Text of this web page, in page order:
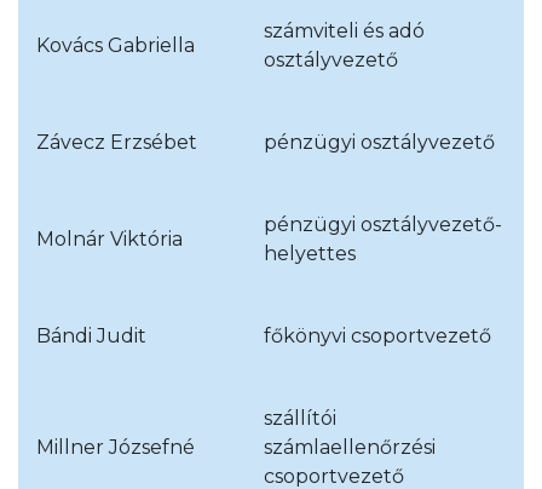
Kovács Gabriella
számviteli és adó
osztályvezető
Závecz Erzsébet pénzügyi osztályvezető
Molnár Viktória
pénzügyi osztályvezető-
helyettes
Bándi Judit főkönyvi csoportvezető
Millner Józsefné
szállítói
számlaellenőrzési
csoportvezető